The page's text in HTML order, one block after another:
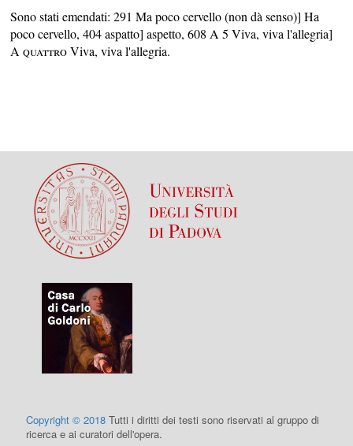
Sono stati emendati: 291 Ma poco cervello (non dà senso)] Ha
poco cervello, 404 aspatto] aspetto, 608 A 5 Viva, viva l'allegria]
A quattroViva, viva l'allegria.
Copyright © 2018 Tutti i diritti dei testi sono riservati al gruppo di
ricerca e ai curatori dell'opera.